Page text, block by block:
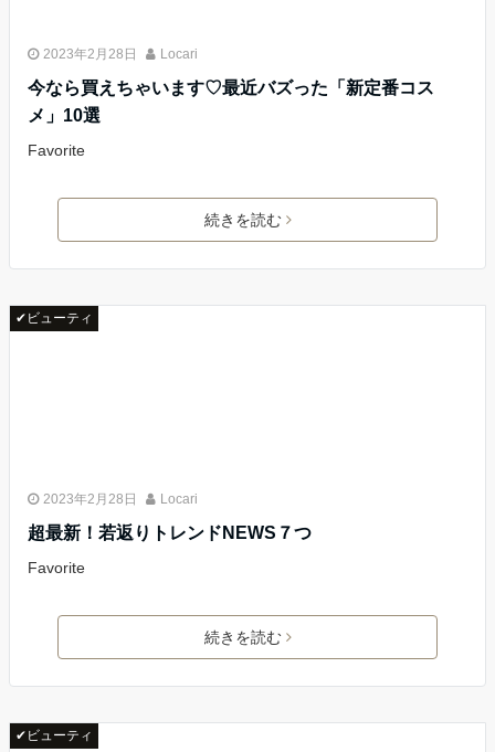
2023年2月28日 Locari
今なら買えちゃいます♡最近バズった「新定番コス
メ」10選
Favorite
続きを読む
✔ビューティ
2023年2月28日 Locari
超最新！若返りトレンドNEWS７つ
Favorite
続きを読む
✔ビューティ